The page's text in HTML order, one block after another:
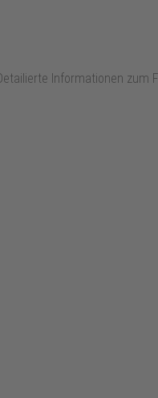
Informationen zum